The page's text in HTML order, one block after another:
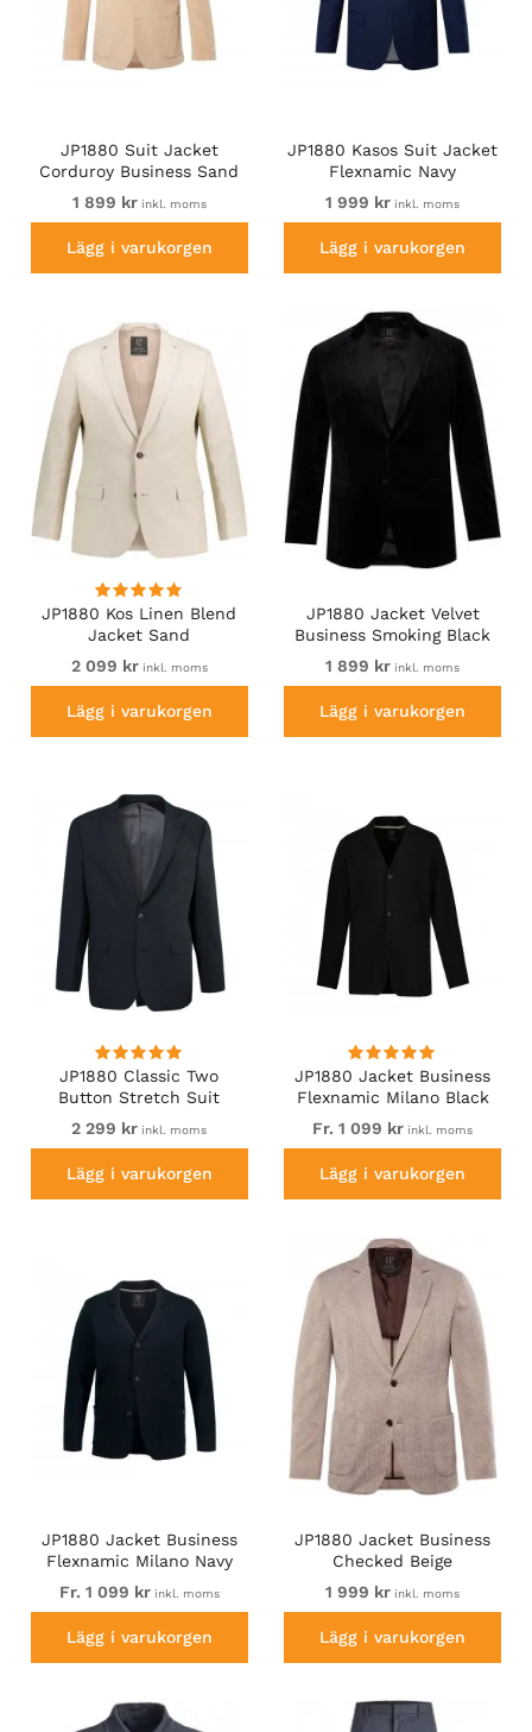
JP1880 Suit Jacket
Corduroy Business Sand
1 899 krinkl. moms
Lägg i varukorgen
JP1880 Kasos Suit Jacket
Flexnamic Navy
1 999 kr inkl. moms
Lägg i varukorgen
JP1880 Kos Linen Blend
Jacket Sand
2 099 krinkl. moms
Lägg i varukorgen
JP1880 Jacket Velvet
Business Smoking Black
1 899 kr inkl. moms
Lägg i varukorgen
JP1880 Classic Two
Button Stretch Suit
Jacket Grey
2 299 kr inkl. moms
Lägg i varukorgen
JP1880 Jacket Business
Flexnamic Milano Black
Fr. 1 099 kr inkl. moms
Lägg i varukorgen
JP1880 Jacket Business
Flexnamic Milano Navy
Fr. 1 099 krinkl. moms
Lägg i varukorgen
JP1880 Jacket Business
Checked Beige
1 999 kr inkl. moms
Lägg i varukorgen